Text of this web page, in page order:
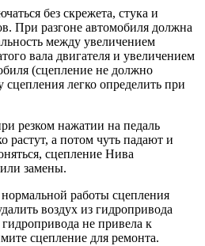
без скрежета, стука и
При разгоне автомобиля должна
между увеличением
вала двигателя и увеличением
(сцепление не должно
сцепления легко определить при
резком нажатии на педаль
растут, а потом чуть падают и
сцепление Нива
замены.
работы сцепления
воздух из гидропривода
не привела к
сцепление для ремонта.